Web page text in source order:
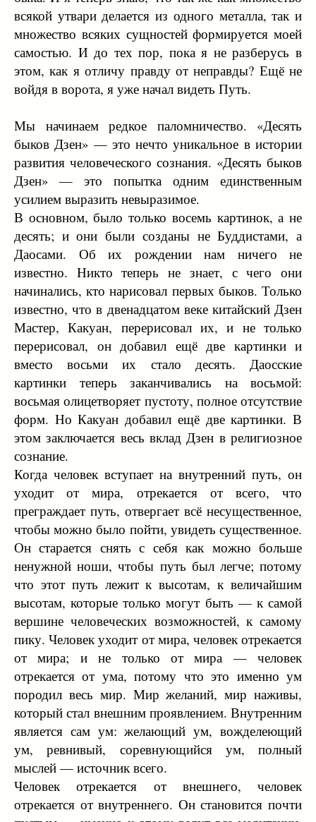
всякой утвари делается из одного металла, так и
множество всяких сущностей формируется моей
самостью. И до тех пор, пока я не разберусь в
этом, как я отличу правду от неправды? Ещё не
войдя в ворота, я уже начал видеть Путь.
Мы начинаем редкое паломничество. «Десять
быков Дзен» — это нечто уникальное в истории
развития человеческого сознания. «Десять быков
Дзен» — это попытка одним единственным
усилием выразить невыразимое.
В основном, было только восемь картинок, а не
десять; и они были созданы не Буддистами, а
Даосами. Об их рождении нам ничего не
известно. Никто теперь не знает, с чего они
начинались, кто нарисовал первых быков. Только
известно, что в двенадцатом веке китайский Дзен
Мастер, Какуан, перерисовал их, и не только
перерисовал, он добавил ещё две картинки и
вместо восьми их стало десять. Даосские
картинки теперь заканчивались на восьмой:
восьмая олицетворяет пустоту, полное отсутствие
форм. Но Какуан добавил ещё две картинки. В
этом заключается весь вклад Дзен в религиозное
сознание.
Когда человек вступает на внутренний путь, он
уходит от мира, отрекается от всего, что
преграждает путь, отвергает всё несущественное,
чтобы можно было пойти, увидеть существенное.
Он старается снять с себя как можно больше
ненужной ноши, чтобы путь был легче; потому
что этот путь лежит к высотам, к величайшим
высотам, которые только могут быть — к самой
вершине человеческих возможностей, к самому
пику. Человек уходит от мира, человек отрекается
от мира; и не только от мира — человек
отрекается от ума, потому что это именно ум
породил весь мир. Мир желаний, мир наживы,
который стал внешним проявлением. Внутренним
является сам ум: желающий ум, вожделеющий
ум, ревнивый, соревнующийся ум, полный
мыслей — источник всего.
Человек отрекается от внешнего, человек
отрекается от внутреннего. Он становится почти